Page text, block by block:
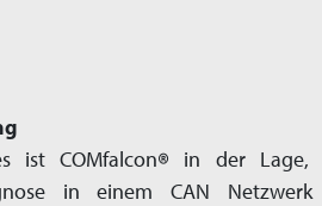
ist COMfalcon® in der Lage,
in einem CAN